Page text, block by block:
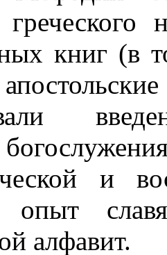
книг (в
и
опыт
алфавит.